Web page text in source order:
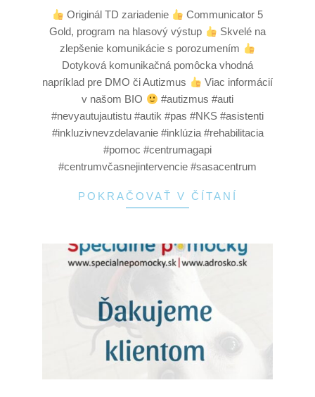
Originál TD zariadenie
Communicator 5
Gold, program na hlasový výstup
Skvelé na
zlepšenie komunikácie s porozumením
Dotyková komunikačná pomôcka vhodná
napríklad pre DMO či Autizmus
Viac informácií
v našom BIO
#autizmus #auti
#nevyautujautistu #autik #pas #NKS #asistenti
#inkluzivnevzdelavanie #inklúzia #rehabilitacia
#pomoc #centrumagapi
#centrumvčasnejintervencie #sasacentrum
POKRAČOVAŤ V ČÍTANÍ